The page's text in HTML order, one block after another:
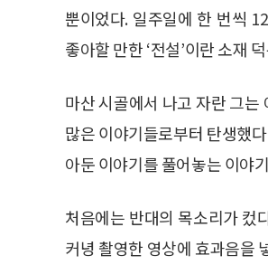
뿐이었다. 일주일에 한 번씩
좋아할 만한 ‘전설’이란 소재
마산 시골에서 나고 자란 그는
많은 이야기들로부터 탄생했
아둔 이야기를 풀어놓는 이야
처음에는 반대의 목소리가 컸
커녕 촬영한 영상에 효과음을